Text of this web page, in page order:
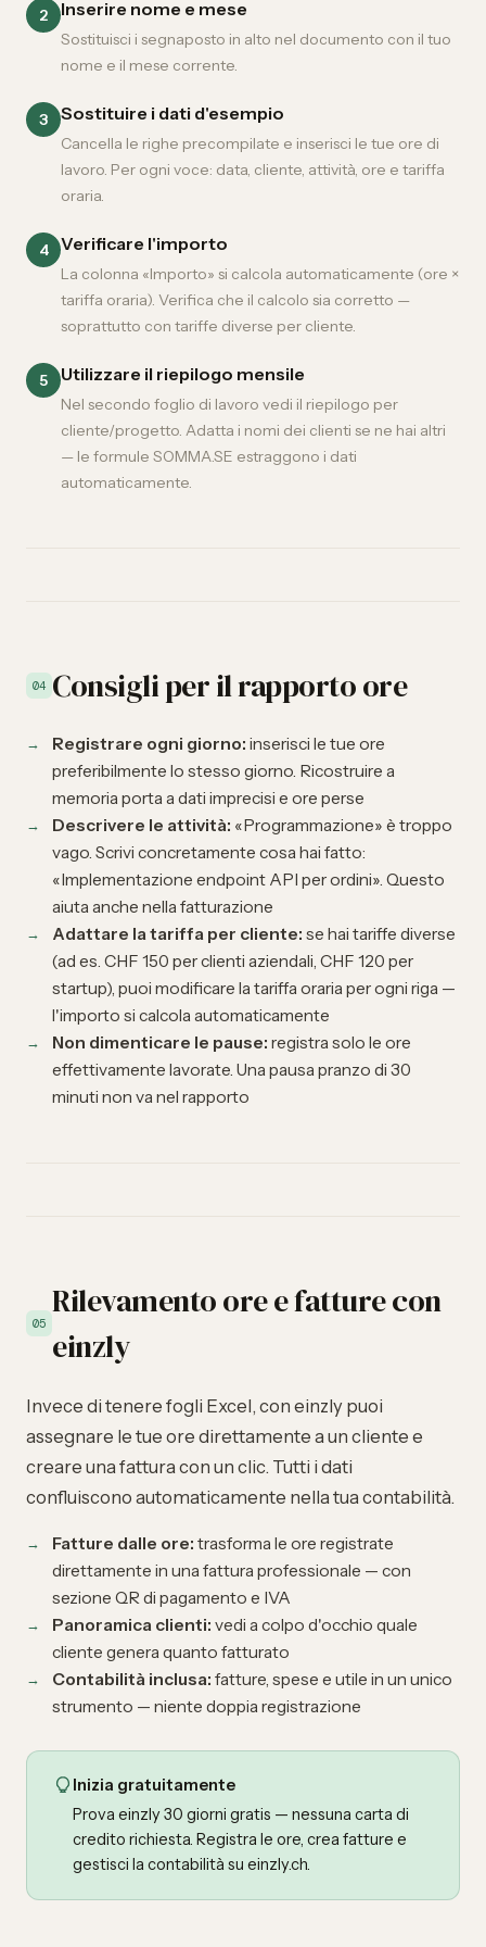
2 Inserire nome e mese
Sostituisci i segnaposto in alto nel documento con il tuo
nome e il mese corrente.
3 Sostituire i dati d'esempio
Cancella le righe precompilate e inserisci le tue ore di
lavoro. Per ogni voce: data, cliente, attività, ore e tariffa
oraria.
4 Verificare l'importo
La colonna «Importo» si calcola automaticamente (ore ×
tariffa oraria). Verifica che il calcolo sia corretto —
soprattutto con tariffe diverse per cliente.
5 Utilizzare il riepilogo mensile
Nel secondo foglio di lavoro vedi il riepilogo per
cliente/progetto. Adatta i nomi dei clienti se ne hai altri
— le formule SOMMA.SE estraggono i dati
automaticamente.
04 Consigli per il rapporto ore
Registrare ogni giorno: inserisci le tue ore
preferibilmente lo stesso giorno. Ricostruire a
memoria porta a dati imprecisi e ore perse
Descrivere le attività: «Programmazione» è troppo
vago. Scrivi concretamente cosa hai fatto:
«Implementazione endpoint API per ordini». Questo
aiuta anche nella fatturazione
Adattare la tariffa per cliente: se hai tariffe diverse
(ad es. CHF 150 per clienti aziendali, CHF 120 per
startup), puoi modificare la tariffa oraria per ogni riga —
l'importo si calcola automaticamente
Non dimenticare le pause: registra solo le ore
effettivamente lavorate. Una pausa pranzo di 30
minuti non va nel rapporto
05
Rilevamento ore e fatture con
einzly
Invece di tenere fogli Excel, con einzly puoi
assegnare le tue ore direttamente a un cliente e
creare una fattura con un clic. Tutti i dati
confluiscono automaticamente nella tua contabilità.
Fatture dalle ore: trasforma le ore registrate
direttamente in una fattura professionale — con
sezione QR di pagamento e IVA
Panoramica clienti: vedi a colpo d'occhio quale
cliente genera quanto fatturato
Contabilità inclusa: fatture, spese e utile in un unico
strumento — niente doppia registrazione
Inizia gratuitamente
Prova einzly 30 giorni gratis — nessuna carta di
credito richiesta. Registra le ore, crea fatture e
gestisci la contabilità su einzly.ch.